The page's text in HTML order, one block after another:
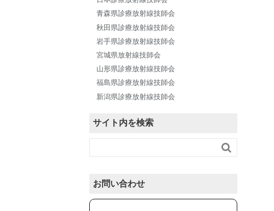
青森県診療放射線技師会
秋田県診療放射線技師会
岩手県診療放射線技師会
宮城県放射線技師会
山形県診療放射線技師会
福島県診療放射線技師会
新潟県診療放射線技師会
サイト内を検索

お問い合わせ